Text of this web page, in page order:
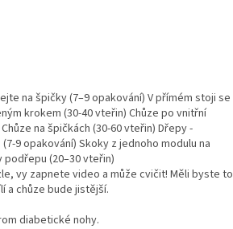
na špičky (7–9 opakování) V přímém stoji se
krokem (30-40 vteřin) Chůze po vnitřní
na špičkách (30-60 vteřin) Dřepy -
9 opakování) Skoky z jednoho modulu na
podřepu (20–30 vteřin)
vy zapnete video a může cvičit! Měli byste to
a chůze bude jistější.
diabetické nohy.